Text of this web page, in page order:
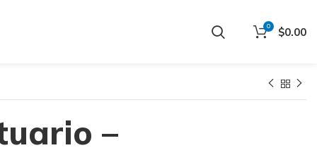
0 $0.00
–